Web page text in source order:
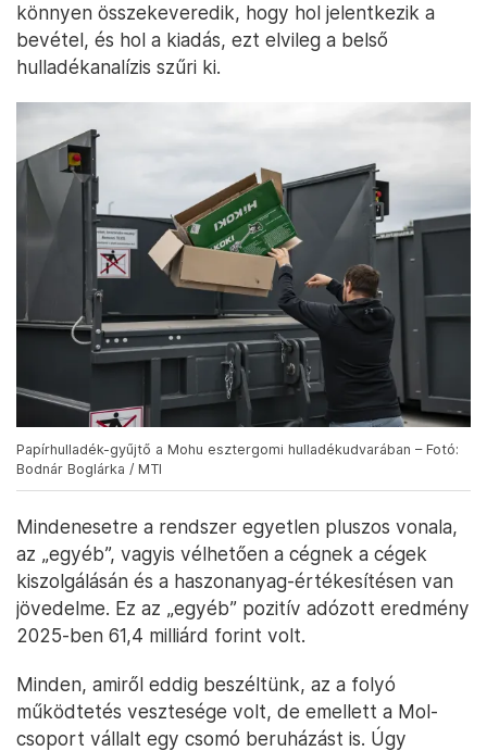
könnyen összekeveredik, hogy hol jelentkezik a
bevétel, és hol a kiadás, ezt elvileg a belső
hulladékanalízis szűri ki.
Papírhulladék-gyűjtő a Mohu esztergomi hulladékudvarában – Fotó:
Bodnár Boglárka / MTI
Mindenesetre a rendszer egyetlen pluszos vonala,
az „egyéb”, vagyis vélhetően a cégnek a cégek
kiszolgálásán és a haszonanyag-értékesítésen van
jövedelme. Ez az „egyéb” pozitív adózott eredmény
2025-ben 61,4 milliárd forint volt.
Minden, amiről eddig beszéltünk, az a folyó
működtetés vesztesége volt, de emellett a Mol-
csoport vállalt egy csomó beruházást is. Úgy